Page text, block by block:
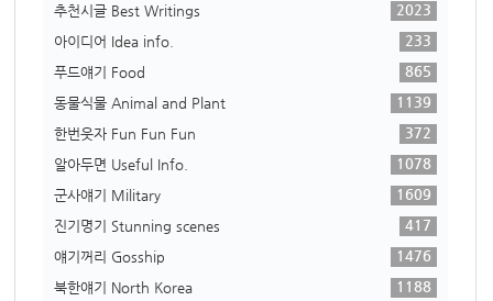
추천시글 Best Writings
2023
아이디어 Idea info.
233
푸드얘기 Food
865
동물식물 Animal and Plant
1139
한번웃자 Fun Fun Fun
372
알아두면 Useful Info.
1078
군사얘기 Military
1609
진기명기 Stunning scenes
417
얘기꺼리 Gosship
1476
북한얘기 North Korea
1188